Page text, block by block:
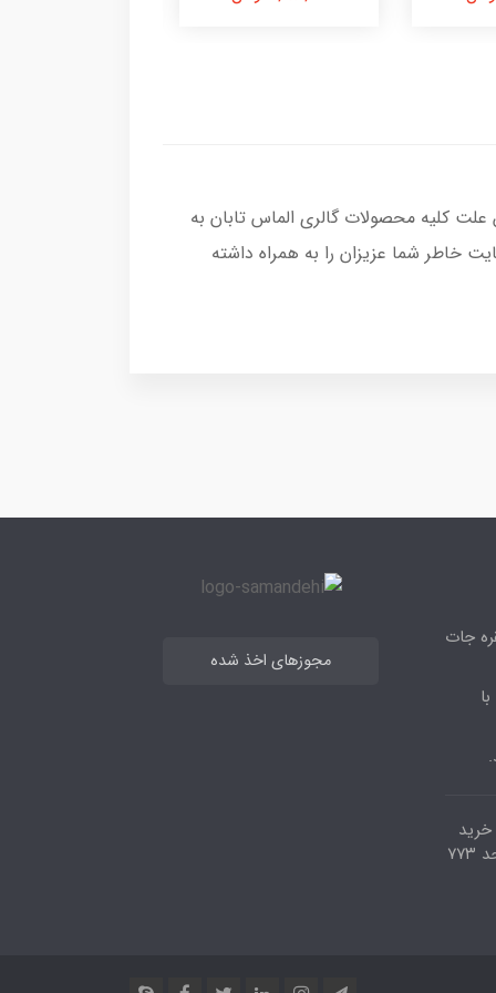
کلیه محصولات گالری الماس تابان به
خاطر شما عزیزان را به همراه داشته
جات
خرید
مجوزهای اخذ شده